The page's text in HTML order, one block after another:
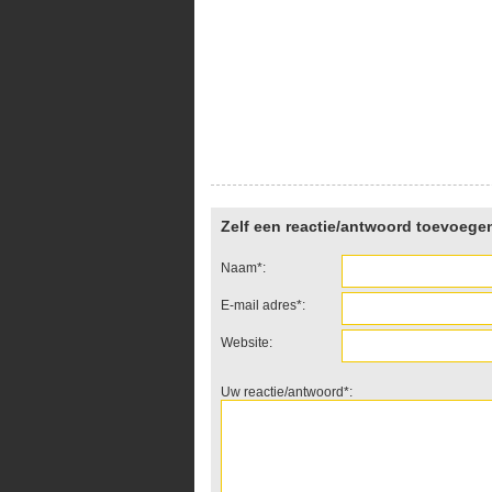
Zelf een reactie/antwoord
Naam*:
E-mail adres*:
Website:
Uw reactie/antwoord*: